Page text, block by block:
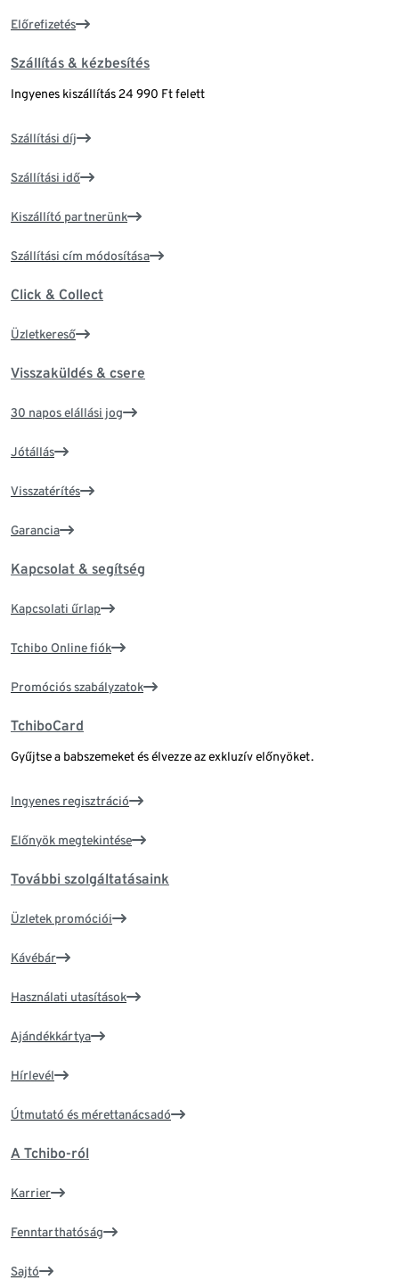
Előrefizetés
Szállítás & kézbesítés
Ingyenes kiszállítás 24 990 Ft felett
Szállítási díj
Szállítási idő
Kiszállító partnerünk
Szállítási cím módosítása
Click & Collect
Üzletkereső
Visszaküldés & csere
30 napos elállási jog
Jótállás
Visszatérítés
Garancia
Kapcsolat & segítség
Kapcsolati űrlap
Tchibo Online fiók
Promóciós szabályzatok
TchiboCard
Gyűjtse a babszemeket és élvezze az exkluzív előnyöket.
Ingyenes regisztráció
Előnyök megtekintése
További szolgáltatásaink
Üzletek promóciói
Kávébár
Használati utasítások
Ajándékkártya
Hírlevél
Útmutató és mérettanácsadó
A Tchibo-ról
Karrier
Fenntarthatóság
Sajtó